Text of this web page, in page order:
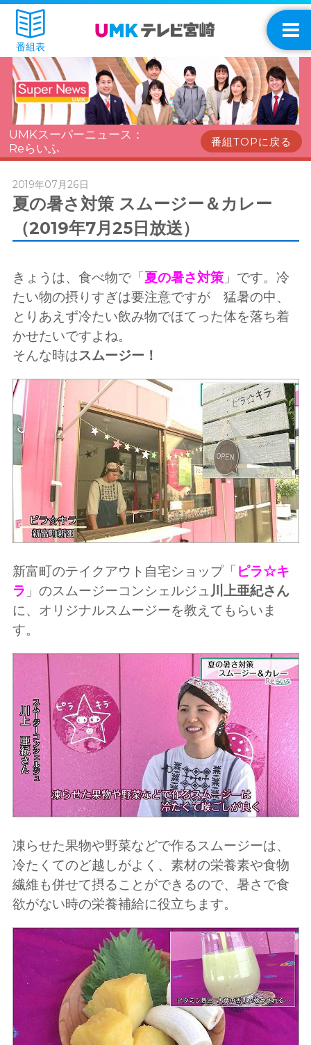
番組表
UMKスーパーニュース：
Reらいふ
番組TOPに戻る
2019年07月26日
夏の暑さ対策 スムージー＆カレー
（2019年7月25日放送）
きょうは、食べ物で「夏の暑さ対策」です。冷
たい物の摂りすぎは要注意ですが 猛暑の中、
とりあえず冷たい飲み物でほてった体を落ち着
かせたいですよね。
そんな時はスムージー！
新富町のテイクアウト自宅ショップ「 ピラ☆キ
ラ 」のスムージーコンシェルジュ川上亜紀さん
に、オリジナルスムージーを教えてもらいま
す。
凍らせた果物や野菜などで作るスムージーは、
冷たくてのど越しがよく、素材の栄養素や食物
繊維も併せて摂ることができるので、暑さで食
欲がない時の栄養補給に役立ちます。